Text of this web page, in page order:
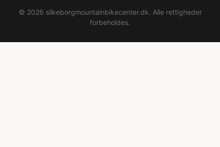
© 2026 silkeborgmountainbikecenter.dk. Alle rettigheder
forbeholdes.